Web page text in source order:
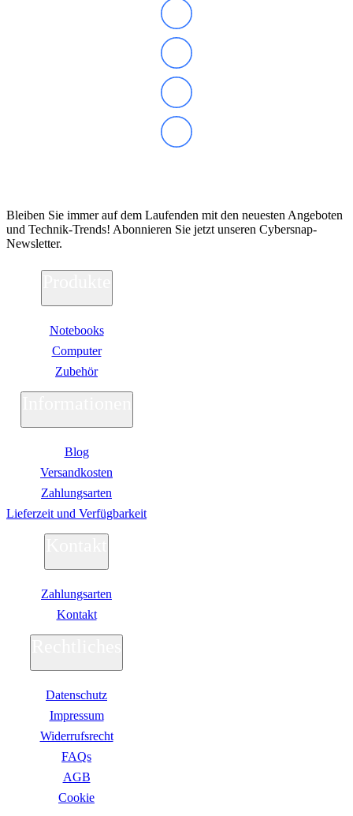
Notebooks
Computer
Zubehör
Blog
Versandkosten
Zahlungsarten
Lieferzeit und Verfügbarkeit
Zahlungsarten
Kontakt
Datenschutz
Impressum
Widerrufsrecht
FAQs
AGB
Сookie
Bleiben Sie immer auf dem Laufenden mit den neuesten Angeboten
und Technik-Trends! Abonnieren Sie jetzt unseren Cybersnap-
Newsletter.